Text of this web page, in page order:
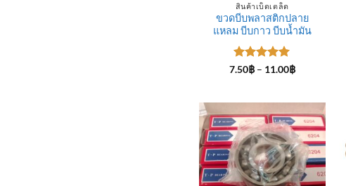
สินค้าเบ็ดเตล็ด
ขวดบีบพลาสติกปลาย
แหลม บีบกาว บีบน้ำมัน
ให้คะแนน
7.50฿ – 11.00฿Price
11.00฿